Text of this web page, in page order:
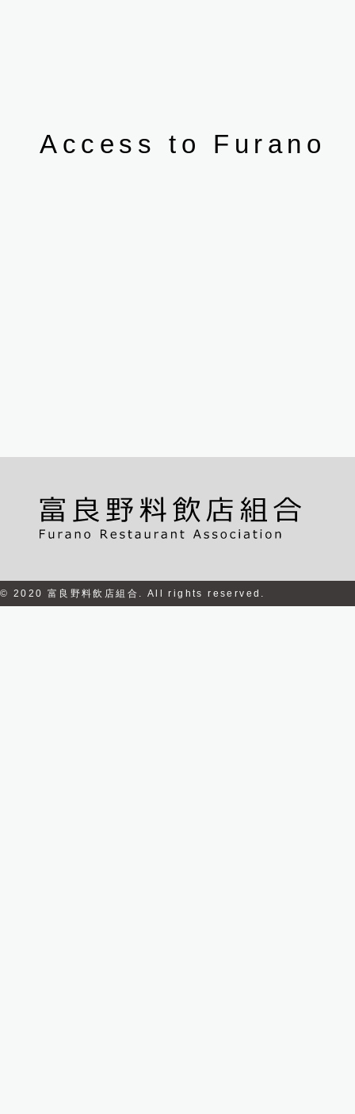
Access to Furano
© 2020 富良野料飲店組合. All rights reserved.